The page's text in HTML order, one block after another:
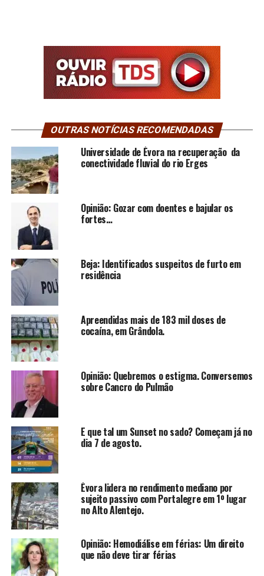
OUTRAS NOTÍCIAS RECOMENDADAS
Universidade de Évora na recuperação da
conectividade fluvial do rio Erges
Opinião: Gozar com doentes e bajular os
fortes…
Beja: Identificados suspeitos de furto em
residência
Apreendidas mais de 183 mil doses de
cocaína, em Grândola.
Opinião: Quebremos o estigma. Conversemos
sobre Cancro do Pulmão
E que tal um Sunset no sado? Começam já no
dia 7 de agosto.
Évora lidera no rendimento mediano por
sujeito passivo com Portalegre em 1º lugar
no Alto Alentejo.
Opinião: Hemodiálise em férias: Um direito
que não deve tirar férias